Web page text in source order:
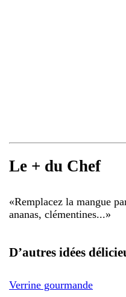
Le + du Chef
«Remplacez la mangue
ananas, clémentines...»
D’autres idées
Verrine gourmande